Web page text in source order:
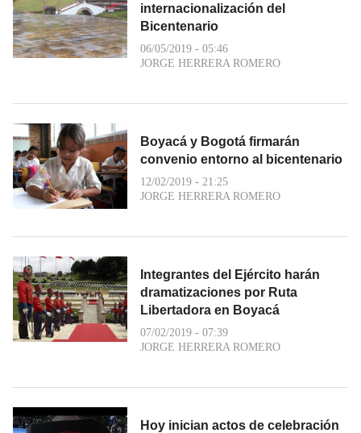
internacionalización del
Bicentenario
06/05/2019 - 05:46
JORGE HERRERA ROMERO
Boyacá y Bogotá firmarán
convenio entorno al bicentenario
12/02/2019 - 21:25
JORGE HERRERA ROMERO
Integrantes del Ejército harán
dramatizaciones por Ruta
Libertadora en Boyacá
07/02/2019 - 07:39
JORGE HERRERA ROMERO
Hoy inician actos de celebración